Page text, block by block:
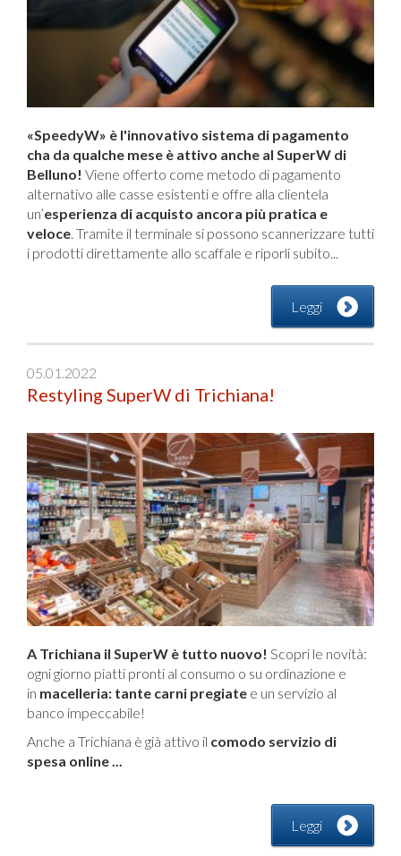
«SpeedyW» è l'innovativo sistema di pagamento
cha da qualche mese è attivo anche al SuperW di
Belluno! Viene offerto come metodo di pagamento
alternativo alle casse esistenti e offre alla clientela
un’esperienza di acquisto ancora più pratica e
veloce. Tramite il terminale si possono scannerizzare tutti
i prodotti direttamente allo scaffale e riporli subito...
Leggi
05.01.2022
Restyling SuperW di Trichiana!
A Trichiana il SuperW è tutto nuovo! Scopri le novità:
ogni giorno piatti pronti al consumo o su ordinazione e
in macelleria: tante carni pregiate e un servizio al
banco impeccabile!
Anche a Trichiana è già attivo il comodo servizio di
spesa online ...
Leggi